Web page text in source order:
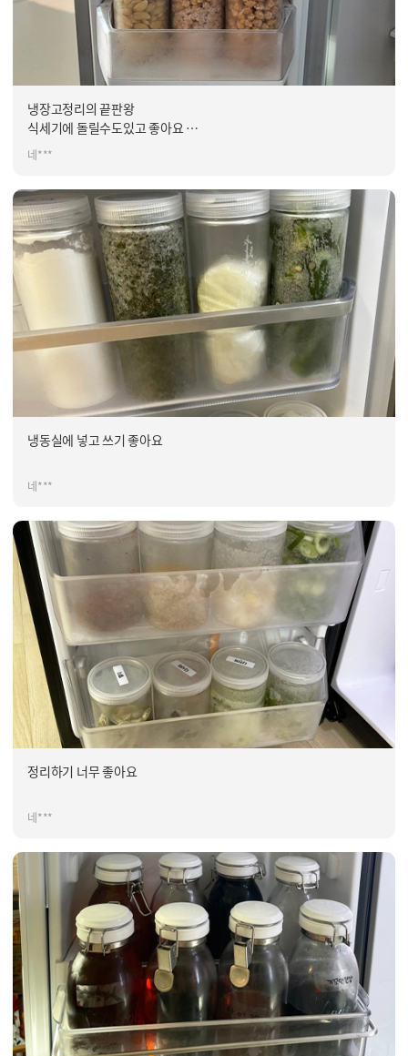
냉장고정리의 끝판왕
식세기에 돌릴수도있고 좋아요
우리 냉장고가 이렇거 넓었구나~하고 느끼는중입니다~식재료 낭비도
덜해요 2년전에 몇세트사서 정리해서 쓰다 한번더 구입해서 싹다 정리
했어요~정리 해놓으니 참 뿌듯하네용~^^
그리고 뚜껑도 따로 살수 있어서 좋더라구요
참!식세기에 뚜껑은 넣지마세요 살짝 변형이 되서 맞지 않더라구요~
참고하세요~^^
네***
냉동실에 넣고 쓰기 좋아요
네***
정리하기 너무 좋아요
네***